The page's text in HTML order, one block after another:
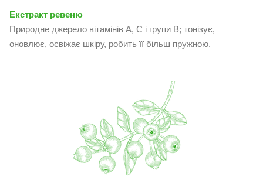
Екстракт ревеню
Природне джерело вітамінів А, С і групи В; тонізує,
оновлює, освіжає шкіру, робить її більш пружною.